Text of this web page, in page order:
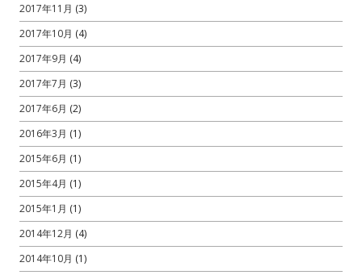
2017年11月 (3)
2017年10月 (4)
2017年9月 (4)
2017年7月 (3)
2017年6月 (2)
2016年3月 (1)
2015年6月 (1)
2015年4月 (1)
2015年1月 (1)
2014年12月 (4)
2014年10月 (1)